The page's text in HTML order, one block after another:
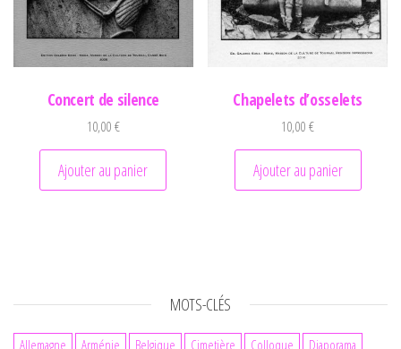
Concert de silence
10,00€
Ajouter au panier
Chapelets d’osselets
10,00€
Ajouter au panier
MOTS-CLÉS
Allemagne Arménie Belgique Cimetière Colloque
Diaporama